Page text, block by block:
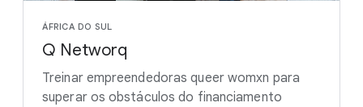
ÁFRICA DO SUL
Q Networq
Treinar empreendedoras queer womxn para
superar os obstáculos do financiamento